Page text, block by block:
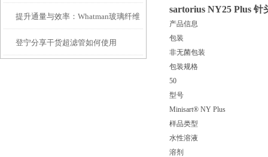
提升通量与效率：Whatman玻璃纤维
滤纸在复杂样品澄清中的应用策略
登宁分享干货超滤管如何使用
sartorius NY25 Plus 针
产品信息
包装
非无菌包装
包装规格
50
型号
Minisart® NY Plus
样品类型
水性溶液
溶剂